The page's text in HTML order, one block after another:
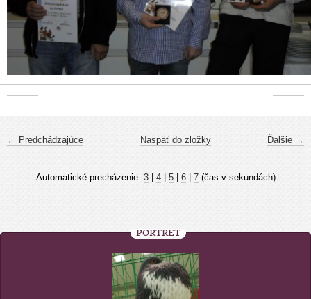
← Predchádzajúce Ďalšie →
Naspäť do zložky
Automatické precházenie: 3| 4| 5| 6| 7(čas v sekundách)
PORTRÉT